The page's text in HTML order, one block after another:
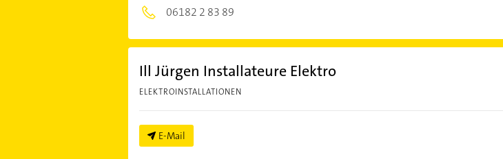
06182 2 83 89
Ill Jürgen Installateure Elektro
ELEKTROINSTALLATIONEN
E-Mail